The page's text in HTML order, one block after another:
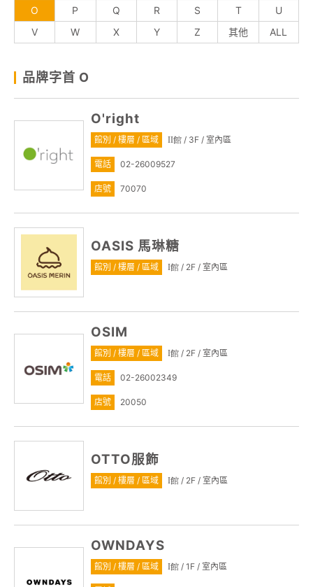
關於我們
APP會員專區
O
P Q R S T
U
V
W X Y Z 其他 ALL
品牌字首 O
O'right
館別 / 樓層 / 區域 II館 / 3F / 室內區
電話 02-26009527
店號 70070
OASIS 馬琳糖
館別 / 樓層 / 區域 I館 / 2F / 室內區
OSIM
館別 / 樓層 / 區域 I館 / 2F / 室內區
電話 02-26002349
店號 20050
OTTO服飾
館別 / 樓層 / 區域 I館 / 2F / 室內區
OWNDAYS
館別 / 樓層 / 區域 I館 / 1F / 室內區